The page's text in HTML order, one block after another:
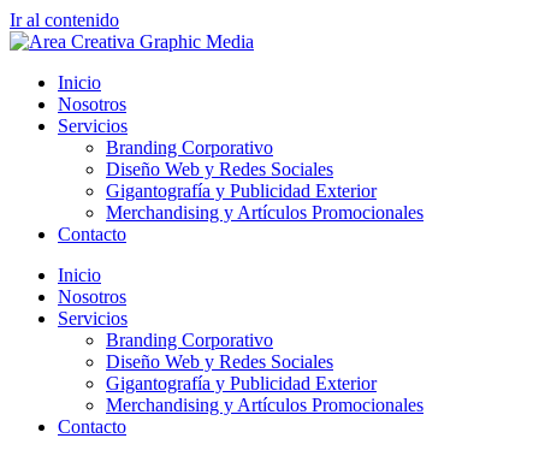
Ir al contenido
Inicio
Nosotros
Servicios
Branding Corporativo
Diseño Web y Redes Sociales
Gigantografía y Publicidad Exterior
Merchandising y Artículos Promocionales
Contacto
Inicio
Nosotros
Servicios
Branding Corporativo
Diseño Web y Redes Sociales
Gigantografía y Publicidad Exterior
Merchandising y Artículos Promocionales
Contacto